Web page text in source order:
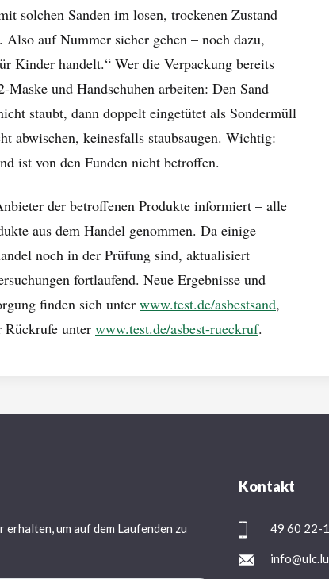
solchen Sanden im losen, trockenen Zustand
auf Nummer sicher gehen – noch dazu,
Kinder handelt.“ Wer die Verpackung bereits
und Handschuhen arbeiten: Den Sand
staubt, dann doppelt eingetütet als Sondermüll
abwischen, keinesfalls staubsaugen. Wichtig:
ist von den Funden nicht betroffen.
der betroffenen Produkte informiert – alle
aus dem Handel genommen. Da einige
noch in der Prüfung sind, aktualisiert
fortlaufend. Neue Ergebnisse und
finden sich unter www.test.de/asbestsand,
unter www.test.de/asbest-rueckruf.
um auf dem Laufenden zu
Kontakt
49 60 22-1
info@ulc.lu